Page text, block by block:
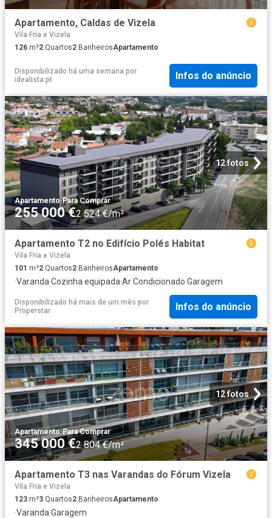
Apartamento, Caldas de Vizela
Vila Fria e Vizela
126 m²2 Quartos2 BanheirosApartamento
Disponibilizado há uma semana por
idealista.pt
Infos do anúncio
12 fotos
Apartamento·Para Comprar
255 000 €2 524 €/m²
Apartamento T2 no Edifício Polés Habitat
Vila Fria e Vizela
101 m²2 Quartos2 BanheirosApartamento
·Varanda·Cozinha equipada·Ar Condicionado·Garagem
Disponibilizado há mais de um mês por
Properstar
Infos do anúncio
12 fotos
Apartamento·Para Comprar
345 000 €2 804 €/m²
Apartamento T3 nas Varandas do Fórum Vizela
Vila Fria e Vizela
123 m²3 Quartos2 BanheirosApartamento
·Varanda·Garagem